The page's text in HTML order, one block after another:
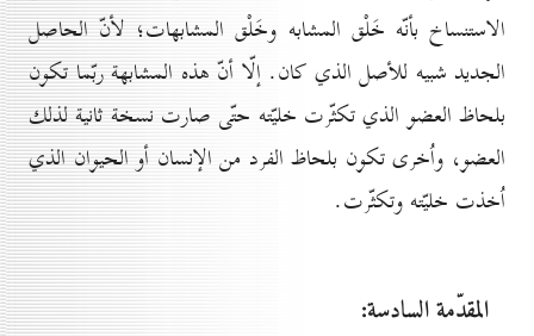
الاستنساخ بأنّه خَلْق المشابه وخَلْق المشابهات؛ لأنّ الحاصل
الجديد شبيه للأصل الذي كان. إلّا أنّ هذه المشابهة ربّما تكون
بلحاظ العضو الذي تكثّرت خليّته حتّى صارت نسخة ثانية لذلك
العضو، واُخرى تكون بلحاظ الفرد من الإنسان أو الحيوان الذي
اُخذت خليّته وتكثّرت.
المقدّمة السادسة: